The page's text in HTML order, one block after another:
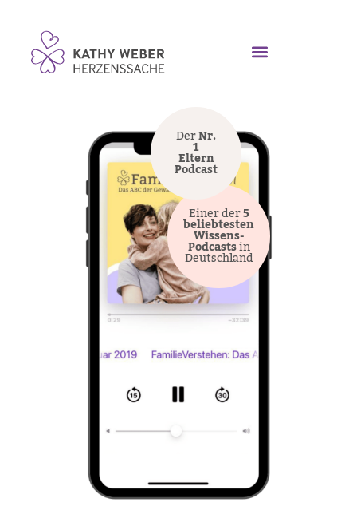
Einer der5
beliebtesten
Wissens-
Podcastsin
Deutschland
DerNr.
1
Eltern
Podcast